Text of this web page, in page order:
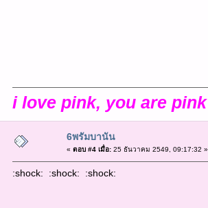
i love pink, you are
6พรัมบานัน
« ตอบ #4 เมื่อ:25 ธันวาคม 2549, 09:17:32 »
:shock: :shock: :shock: